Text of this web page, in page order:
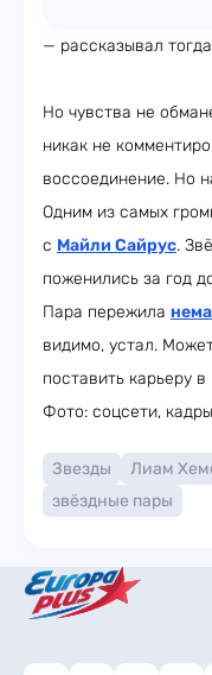
— рассказывал
Но чувства не
никак не
воссоединение. Но
Одним из самых
с Майли Сайрус.
поженились за год
Пара пережила
видимо, устал.
поставить карьеру
Фото: соцсети,
Звезды Лиам
звёздные пары